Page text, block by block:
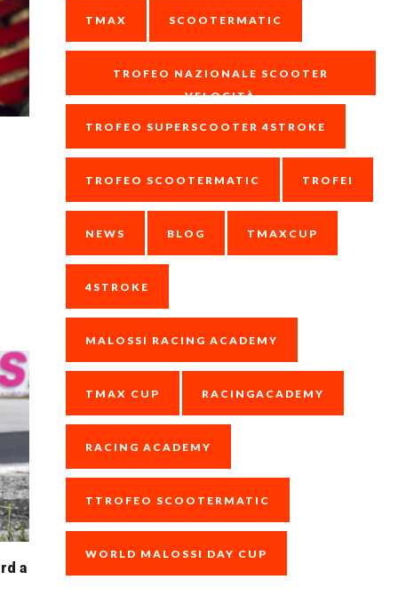
a
TMAX SCOOTERMATIC
TROFEO NAZIONALE SCOOTER
VELOCITÀ
TROFEO SUPERSCOOTER 4STROKE
TROFEO SCOOTERMATIC TROFEI
NEWS BLOG TMAXCUP
4STROKE
MALOSSI RACING ACADEMY
TMAX CUP RACINGACADEMY
RACING ACADEMY
TTROFEO SCOOTERMATIC
WORLD MALOSSI DAY CUP